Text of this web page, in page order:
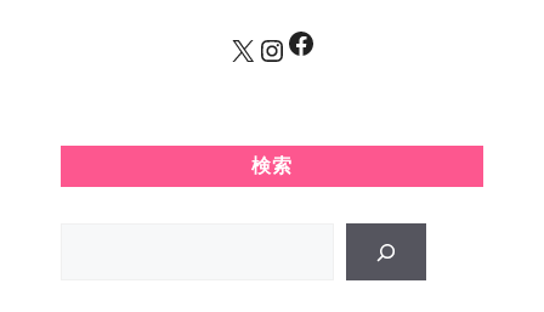
X Instagram
Facebook
検索